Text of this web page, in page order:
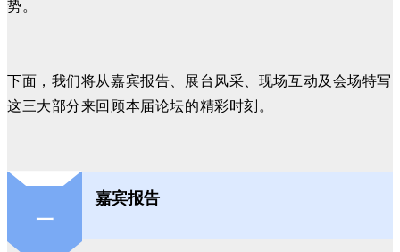
势。
下面，我们将从嘉宾报告、展台风采、现场互动及会场特写
这三大部分来回顾本届论坛的精彩时刻。
一
嘉宾报告